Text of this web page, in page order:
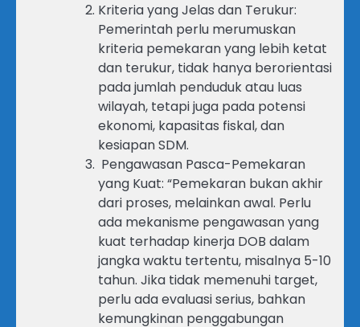
Kriteria yang Jelas dan Terukur:
Pemerintah perlu merumuskan
kriteria pemekaran yang lebih ketat
dan terukur, tidak hanya berorientasi
pada jumlah penduduk atau luas
wilayah, tetapi juga pada potensi
ekonomi, kapasitas fiskal, dan
kesiapan SDM.
Pengawasan Pasca-Pemekaran
yang Kuat: “Pemekaran bukan akhir
dari proses, melainkan awal. Perlu
ada mekanisme pengawasan yang
kuat terhadap kinerja DOB dalam
jangka waktu tertentu, misalnya 5-10
tahun. Jika tidak memenuhi target,
perlu ada evaluasi serius, bahkan
kemungkinan penggabungan